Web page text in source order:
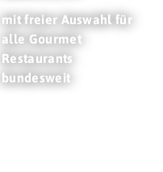
mit freier Auswahl für
alle Gourmet
Restaurants
bundesweit